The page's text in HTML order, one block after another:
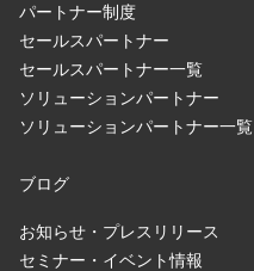
パートナー制度
セールスパートナー
セールスパートナー一覧
ソリューションパートナー
ソリューションパートナー一覧
ブログ
お知らせ・プレスリリース
セミナー・イベント情報